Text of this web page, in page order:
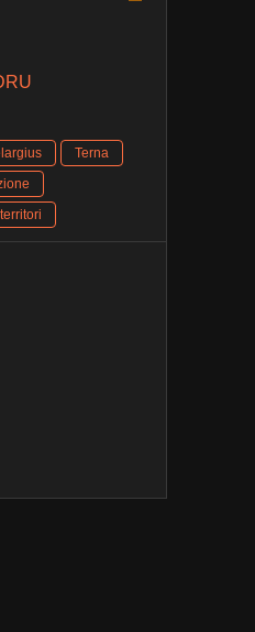
Terna